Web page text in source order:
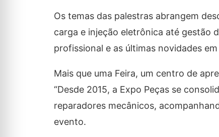
Os temas das palestras abrangem
carga e injeção eletrônica até gestão
profissional e as últimas novidades
Mais que uma Feira, um centro de
“Desde 2015, a Expo Peças se
reparadores mecânicos,
evento.